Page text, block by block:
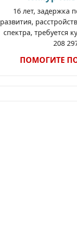
16 лет, задержка
развития,
спектра, требуется
208
ПОМОГИТЕ